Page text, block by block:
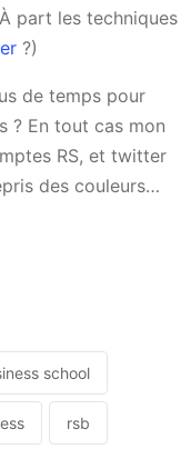
part les techniques
?)
de temps pour
? En tout cas mon
RS, et twitter
des couleurs…
school
rsb